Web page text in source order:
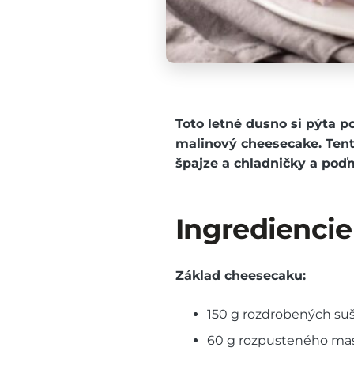
Toto letné dusno si pýta
malinový cheesecake.
špajze a chladničky a
Ingrediencie
Základ cheesecaku:
150 g rozdrobených
60 g rozpusteného